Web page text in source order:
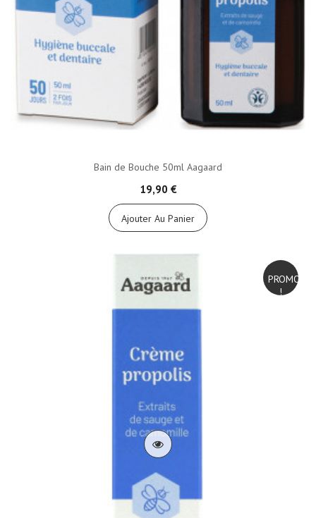
Bain de Bouche 50ml Aagaard
19,90 €
Ajouter Au Panier
PROMO
!